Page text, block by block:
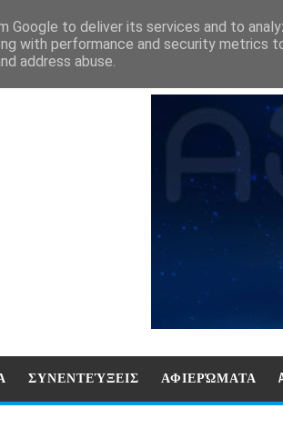
ΣΥΝΕΝΤΕΎΞΕΙΣ ΑΦΙΕΡΏΜΑΤΑ
Google to deliver its services and to
with performance and security metrics
address abuse.